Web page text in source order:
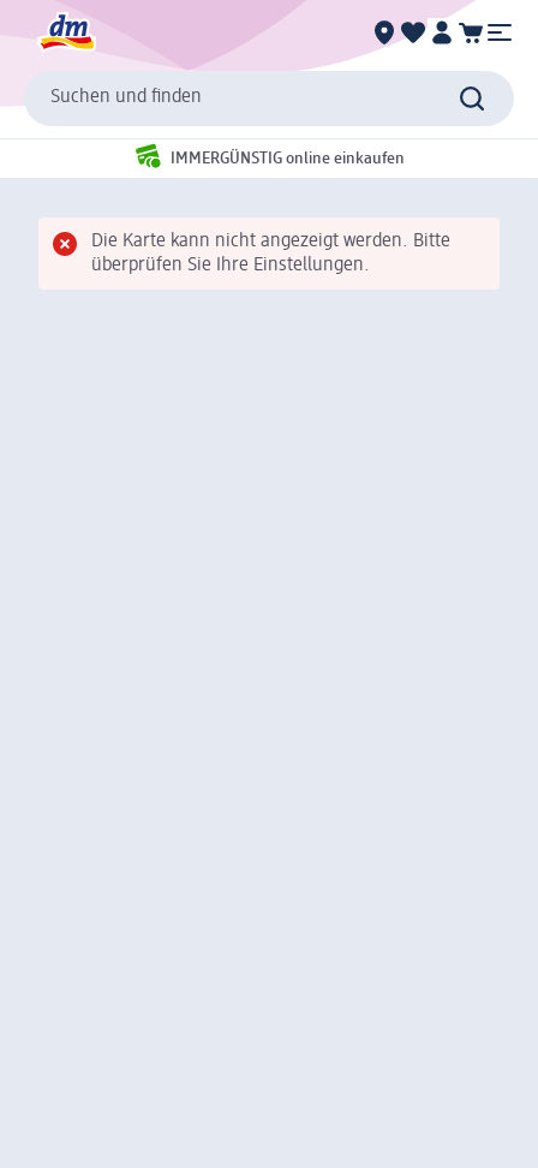
Suchen und finden
IMMERGÜNSTIG online einkaufen
Die Karte kann nicht angezeigt werden. Bitte
überprüfen Sie Ihre Einstellungen.